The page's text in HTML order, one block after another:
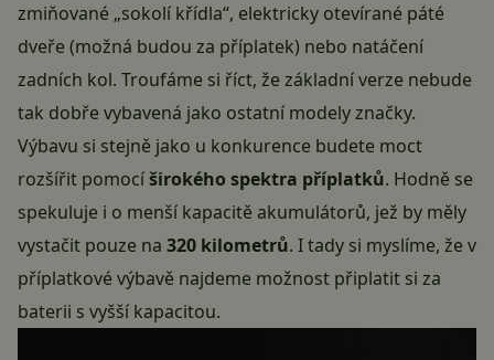
zmiňované „sokolí křídla“, elektricky otevírané páté
dveře (možná budou za příplatek) nebo natáčení
zadních kol. Troufáme si říct, že základní verze nebude
tak dobře vybavená jako ostatní modely značky.
Výbavu si stejně jako u konkurence budete moct
rozšířit pomocíširokého spektra příplatků. Hodně se
spekuluje i o menší kapacitě akumulátorů, jež by měly
vystačit pouze na 320 kilometrů. I tady si myslíme, že v
příplatkové výbavě najdeme možnost připlatit si za
baterii s vyšší kapacitou.